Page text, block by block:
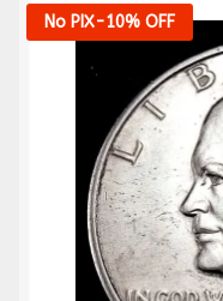
No PIX-10% OFF